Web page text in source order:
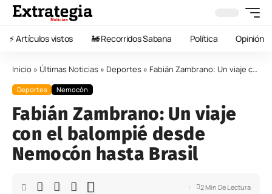
⚡️ Artículos vistos 🚂 Recorridos Sabana Política Opinión
Inicio » Últimas Noticias » Deportes » Fabián Zambrano: Un viaje con el balompié desde Nemocón hasta Brasil
Deportes Nemocón
Fabián Zambrano: Un viaje
con el balompié desde
Nemocón hasta Brasil
2 Min De Lectura